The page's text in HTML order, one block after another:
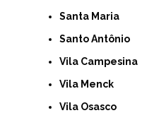
Santa Maria
Santo Antônio
Vila Campesina
Vila Menck
Vila Osasco